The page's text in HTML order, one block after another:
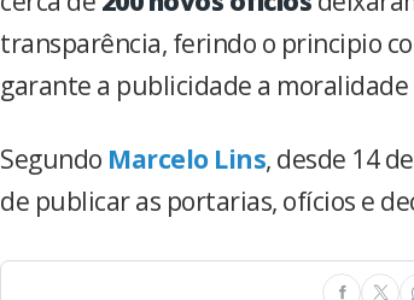
transparência, ferindo o principio
garante a publicidade a
Segundo Marcelo Lins, desde 14
de publicar as portarias, ofícios e